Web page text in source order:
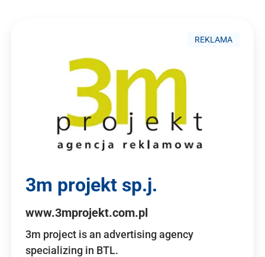
REKLAMA
3m projekt sp.j.
www.3mprojekt.com.pl
3m project is an advertising agency
specializing in BTL.